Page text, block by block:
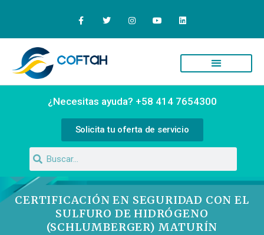
¿Necesitas ayuda? +58 414 7654300
Solicita tu oferta de servicio
CERTIFICACIÓN EN SEGURIDAD CON EL
SULFURO DE HIDRÓGENO
(SCHLUMBERGER) MATURÍN